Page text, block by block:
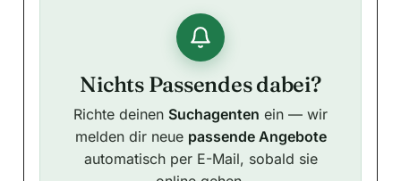
Nichts Passendes dabei?
Richte deinen Suchagenten ein — wir
melden dir neue passende Angebote
automatisch per E-Mail, sobald sie